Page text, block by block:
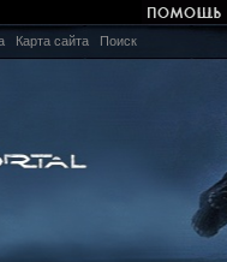
Карта сайта Поиск